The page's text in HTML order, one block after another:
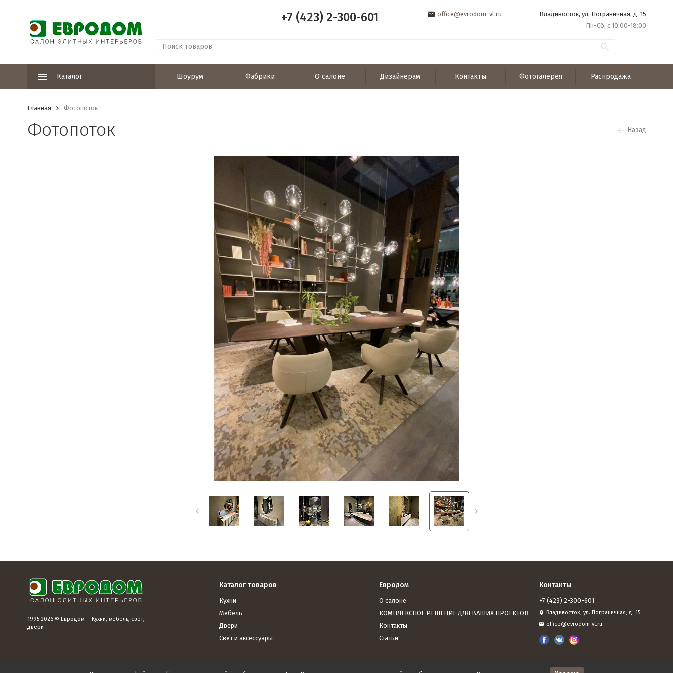
+7 (423) 2-300-601 office@evrodom-vl.ru
Владивосток, ул. Пограничная, д. 15
Пн-Сб, с 10:00-18:00
Каталог Шоурум Фабрики О салоне Дизайнерам Контакты Фотогалерея Распродажа
Главная Фотопоток
Фотопоток Назад
1995-2026 © Евродом — Кухни, мебель, свет,
двери
Каталог товаров
Кухни
Мебель
Двери
Свет и аксессуары
Евродом
О салоне
КОМПЛЕКСНОЕ РЕШЕНИЕ ДЛЯ ВАШИХ ПРОЕКТОВ
Контакты
Статьи
Контакты
+7 (423) 2-300-601
Владивосток, ул. Пограничная, д. 15
office@evrodom-vl.ru